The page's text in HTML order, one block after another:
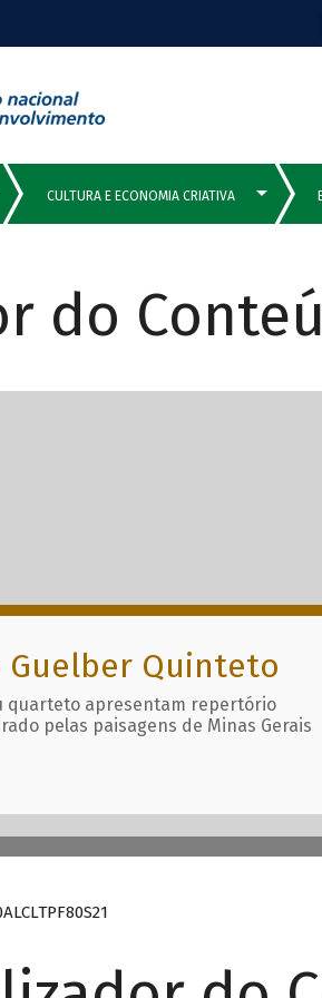
do
Guelber Quinteto
quarteto apresentam repertório
pelas paisagens de Minas Gerais